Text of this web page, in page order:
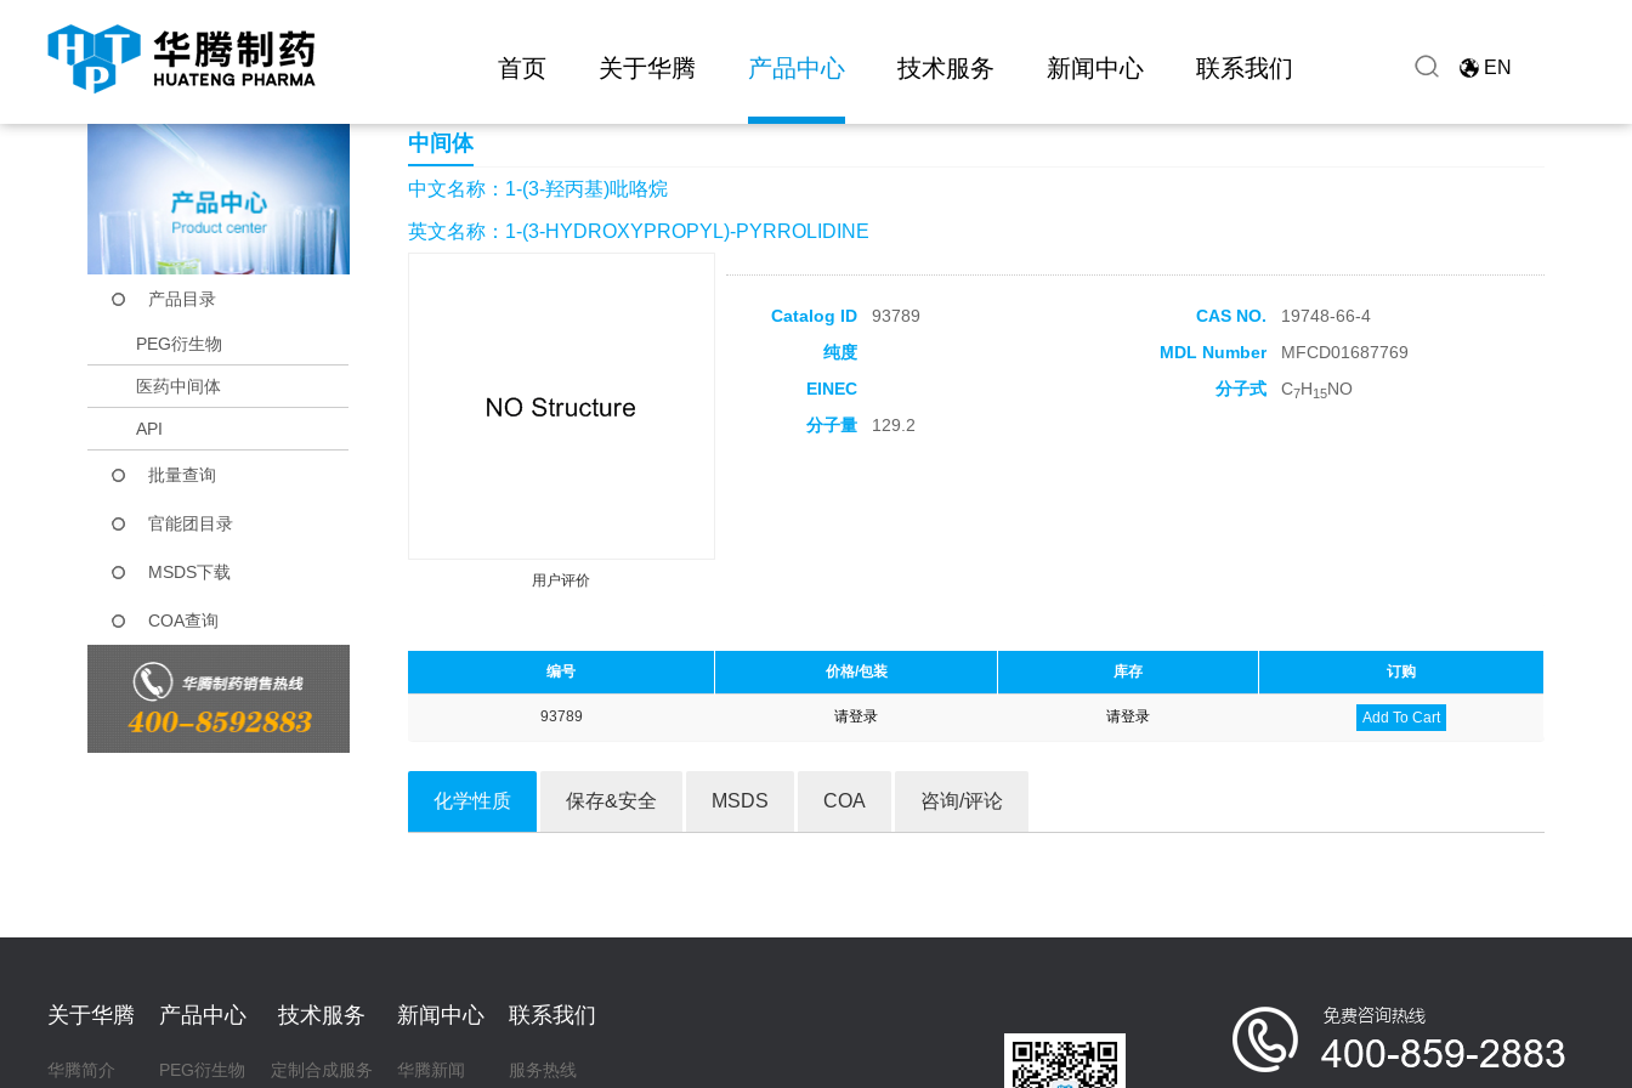
首页 关于华腾 产品中心 技术服务 新闻中心 联系我们 EN
当前位置： 首页 产品中心 1-(3-羟丙基)吡咯烷
产品目录
PEG衍生物
医药中间体
API
批量查询
官能团目录
MSDS下载
COA查询
中间体
中文名称：1-(3-羟丙基)吡咯烷
英文名称：1-(3-HYDROXYPROPYL)-PYRROLIDINE
用户评价
Catalog ID 93789 CAS NO.
19748-66-4
纯度
MDL Number
MFCD01687769
EINEC
分子式 C7H15NO
分子量
129.2
编号 价格/包装 库存 订购
93789 请登录 请登录 Add To Cart
化学性质 保存&安全 MSDS COA 咨询/评论
关于华腾
华腾简介
产品中心
PEG衍生物
技术服务
定制合成服务
新闻中心
华腾新闻
联系我们
服务热线